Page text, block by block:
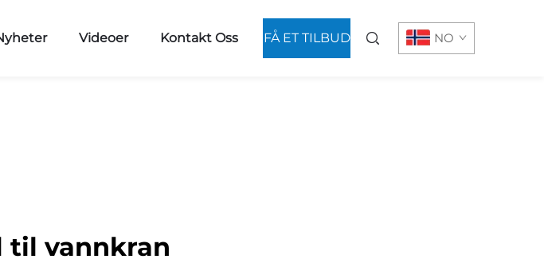
Videoer Kontakt Oss FÅ ET TILBUD NO
vannkran